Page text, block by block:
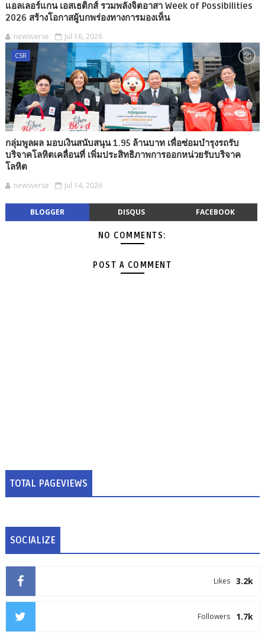
แอลเลอร์แกน เอสเธติกส์ รวมพลังจิตอาสา Week of Possibilities
2026 สร้างโอกาสผู้บกพร่องทางการมองเห็น
newsverse Jul 16, 2026
CSR
กลุ่มพูลผล มอบเงินสนับสนุน 1.95 ล้านบาท เพื่อซ่อมบำรุงรถรับ
บริจาคโลหิตเคลื่อนที่ เพิ่มประสิทธิภาพการออกหน่วยรับบริจาค
โลหิต
newsverse Jul 14, 2026
BLOGGER DISQUS FACEBOOK
NO COMMENTS:
POST A COMMENT
TOTAL PAGEVIEWS
SOCIALIZE
3.2k
Likes
1.7k
Followers